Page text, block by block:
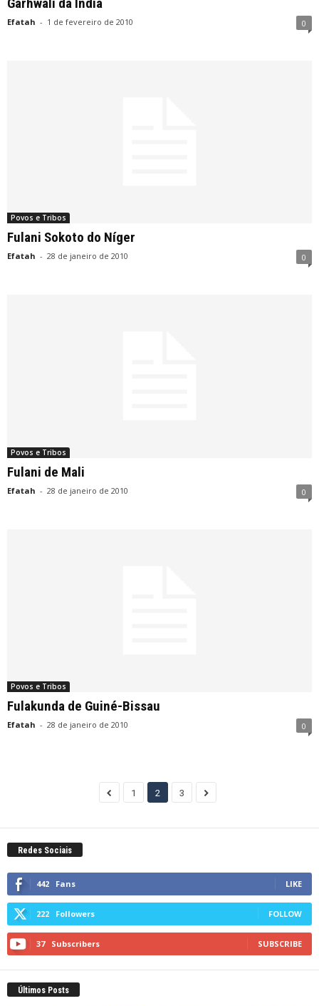
Garhwali da Índia
Efatah - 1 de fevereiro de 2010 0
Povos e Tribos
Fulani Sokoto do Níger
Efatah - 28 de janeiro de 2010 0
Povos e Tribos
Fulani de Mali
Efatah - 28 de janeiro de 2010 0
Povos e Tribos
Fulakunda de Guiné-Bissau
Efatah - 28 de janeiro de 2010 0
1 2 3
Redes Sociais
442 Fans LIKE
222 Followers FOLLOW
37 Subscribers SUBSCRIBE
Últimos Posts